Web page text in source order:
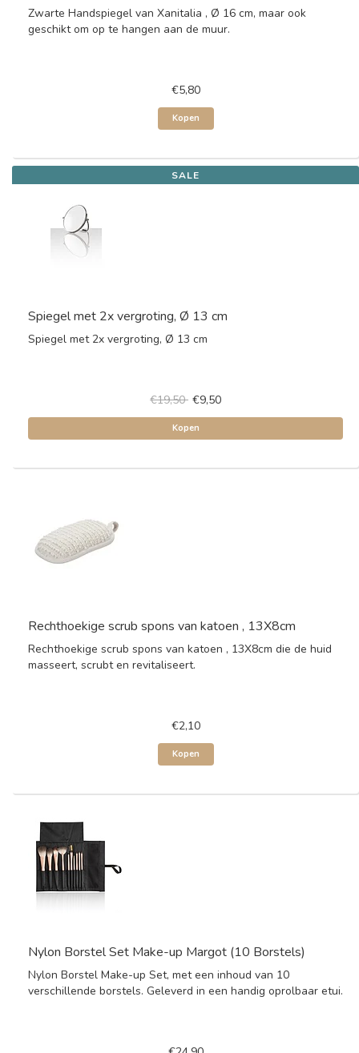
Zwarte Handspiegel van Xanitalia , Ø 16 cm, maar ook
geschikt om op te hangen aan de muur.
€5,80
Kopen
SALE
Spiegel met 2x vergroting, Ø 13 cm
Spiegel met 2x vergroting, Ø 13 cm
€19,50 €9,50
Kopen
Rechthoekige scrub spons van katoen , 13X8cm
Rechthoekige scrub spons van katoen , 13X8cm die de huid
masseert, scrubt en revitaliseert.
€2,10
Kopen
Nylon Borstel Set Make-up Margot (10 Borstels)
Nylon Borstel Make-up Set, met een inhoud van 10
verschillende borstels. Geleverd in een handig oprolbaar etui.